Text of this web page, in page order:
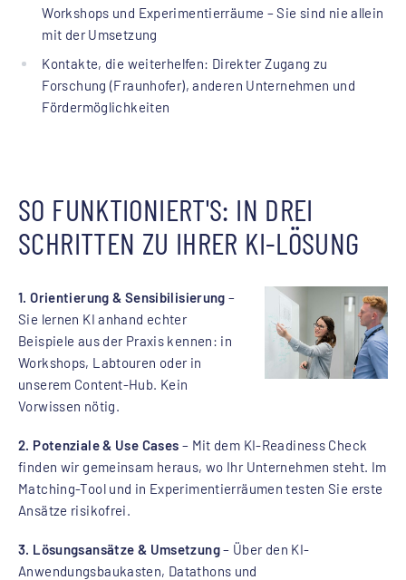
Workshops und Experimentierräume – Sie sind nie allein
mit der Umsetzung
Kontakte, die weiterhelfen: Direkter Zugang zu
Forschung (Fraunhofer), anderen Unternehmen und
Fördermöglichkeiten
SO FUNKTIONIERT'S: IN DREI
SCHRITTEN ZU IHRER KI-LÖSUNG
1. Orientierung & Sensibilisierung–
Sie lernen KI anhand echter
Beispiele aus der Praxis kennen: in
Workshops, Labtouren oder in
unserem Content-Hub. Kein
Vorwissen nötig.
2. Potenziale & Use Cases – Mit dem KI-Readiness Check
finden wir gemeinsam heraus, wo Ihr Unternehmen steht. Im
Matching-Tool und in Experimentierräumen testen Sie erste
Ansätze risikofrei.
3. Lösungsansätze & Umsetzung– Über den KI-
Anwendungsbaukasten, Datathons und